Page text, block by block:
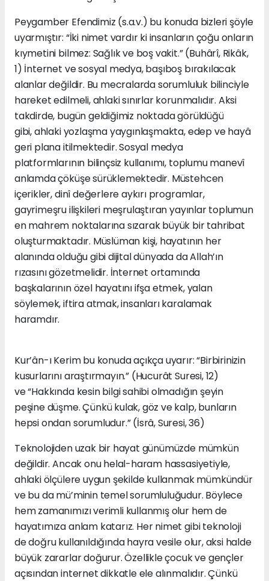
Peygamber Efendimiz (s.a.v.) bu konuda bizleri şöyle
uyarmıştır: “İki nimet vardır ki insanların çoğu onların
kıymetini bilmez: Sağlık ve boş vakit.” (Buhârî, Rikâk,
1) İnternet ve sosyal medya, başıboş bırakılacak
alanlar değildir. Bu mecralarda sorumluluk bilinciyle
hareket edilmeli, ahlaki sınırlar korunmalıdır. Aksi
takdirde, bugün geldiğimiz noktada görüldüğü
gibi, ahlaki yozlaşma yaygınlaşmakta, edep ve hayâ
geri plana itilmektedir. Sosyal medya
platformlarının bilinçsiz kullanımı, toplumu manevî
anlamda çöküşe sürüklemektedir. Müstehcen
içerikler, dinî değerlere aykırı programlar,
gayrimeşru ilişkileri meşrulaştıran yayınlar toplumun
en mahrem noktalarına sızarak büyük bir tahribat
oluşturmaktadır. Müslüman kişi, hayatının her
alanında olduğu gibi dijital dünyada da Allah’ın
rızasını gözetmelidir. İnternet ortamında
başkalarının özel hayatını ifşa etmek, yalan
söylemek, iftira atmak, insanları karalamak
haramdır.
Kur’ân-ı Kerim bu konuda açıkça uyarır: “Birbirinizin
kusurlarını araştırmayın.” (Hucurât Suresi, 12)
ve “Hakkında kesin bilgi sahibi olmadığın şeyin
peşine düşme. Çünkü kulak, göz ve kalp, bunların
hepsi ondan sorumludur.” (İsrâ, Suresi, 36)
Teknolojiden uzak bir hayat günümüzde mümkün
değildir. Ancak onu helal-haram hassasiyetiyle,
ahlaki ölçülere uygun şekilde kullanmak mümkündür
ve bu da mü’minin temel sorumluluğudur. Böylece
hem zamanımızı verimli kullanmış olur hem de
hayatımıza anlam katarız. Her nimet gibi teknoloji
de doğru kullanıldığında hayra vesile olur, aksi halde
büyük zararlar doğurur. Özellikle çocuk ve gençler
açısından internet dikkatle ele alınmalıdır. Çünkü